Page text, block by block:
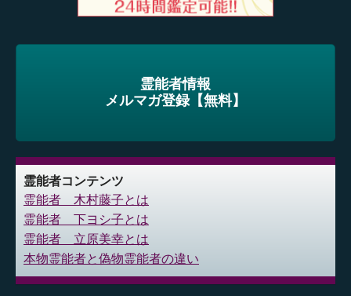
霊能者情報
メルマガ登録【無料】
霊能者コンテンツ
霊能者 木村藤子とは
霊能者 下ヨシ子とは
霊能者 立原美幸とは
本物霊能者と偽物霊能者の違い